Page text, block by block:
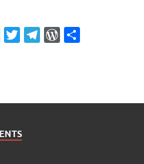
WhatsApp
Twitter
Telegram
WordPress